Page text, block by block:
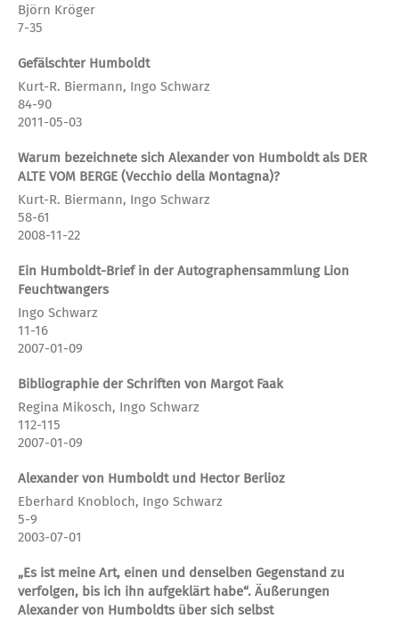
Björn Kröger
7-35
Gefälschter Humboldt
Kurt-R. Biermann, Ingo Schwarz
84-90
2011-05-03
Warum bezeichnete sich Alexander von Humboldt als DER
ALTE VOM BERGE (Vecchio della Montagna)?
Kurt-R. Biermann, Ingo Schwarz
58-61
2008-11-22
Ein Humboldt-Brief in der Autographensammlung Lion
Feuchtwangers
Ingo Schwarz
11-16
2007-01-09
Bibliographie der Schriften von Margot Faak
Regina Mikosch, Ingo Schwarz
112-115
2007-01-09
Alexander von Humboldt und Hector Berlioz
Eberhard Knobloch, Ingo Schwarz
5-9
2003-07-01
„Es ist meine Art, einen und denselben Gegenstand zu
verfolgen, bis ich ihn aufgeklärt habe“. Äußerungen
Alexander von Humboldts über sich selbst